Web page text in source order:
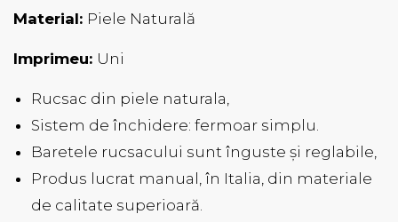
Material: Piele Naturală
Imprimeu: Uni
Rucsac din piele naturala,
Sistem de închidere: fermoar simplu.
Baretele rucsacului sunt înguste și reglabile,
Produs lucrat manual, în Italia, din materiale
de calitate superioară.